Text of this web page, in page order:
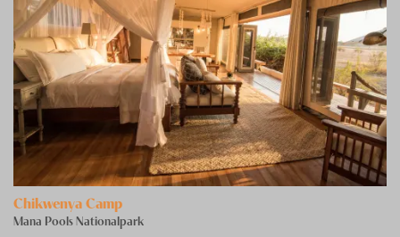
Chikwenya Camp
Mana Pools Nationalpark